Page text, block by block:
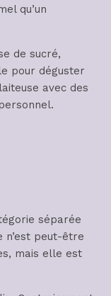
qu’un
de sucré,
pour déguster
avec des
séparée
n’est peut-être
mais elle est